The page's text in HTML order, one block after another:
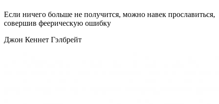
Если ничего больше не получится, можно навек прославиться,
совершив феерическую ошибку
Джон Кеннет Гэлбрейт